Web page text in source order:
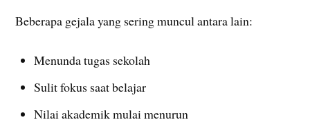
Beberapa gejala yang sering muncul antara lain:
Menunda tugas sekolah
Sulit fokus saat belajar
Nilai akademik mulai menurun